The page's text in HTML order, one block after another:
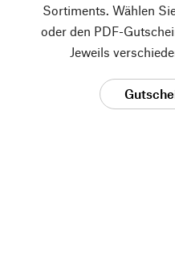
Sortiments. Wählen
oder den PDF-
Jeweils